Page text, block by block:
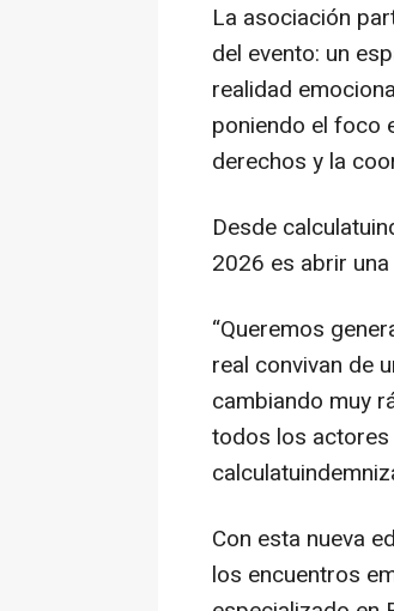
La asociación
del evento: un
realidad
poniendo el foco
derechos y la
Desde
2026 es abrir
“Queremos
real convivan de
cambiando muy
todos los actores
Con esta nueva
los encuentros